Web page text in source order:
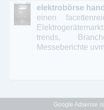
elektrobörse
einen
trends,
Messeberichte
Google Adsense